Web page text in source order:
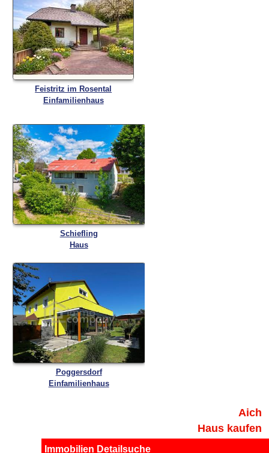
Feistritz im Rosental
Einfamilienhaus
Schiefling
Haus
Poggersdorf
Einfamilienhaus
Aich
Haus kaufen
Immobilien Detailsuche